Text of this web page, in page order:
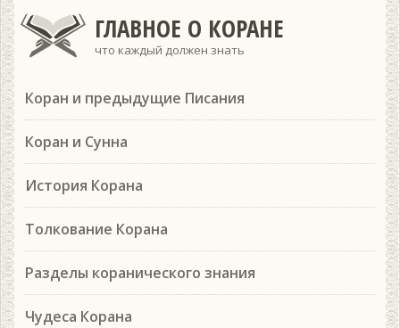
ГЛАВНОЕ О КОРАНЕ
что каждый должен знать
Коран и предыдущие Писания
Коран и Сунна
История Корана
Толкование Корана
Разделы коранического знания
Чудеса Корана